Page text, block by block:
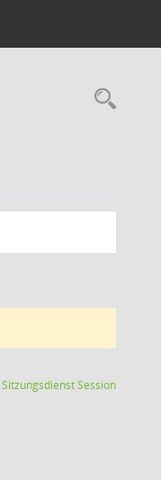
SitzungsdienstSession(Wird in